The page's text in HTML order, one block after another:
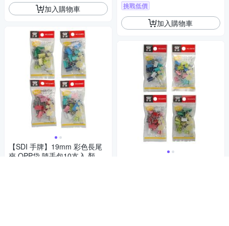
加入購物車
【SDI 手牌】19mm 彩色長尾
夾 OPP袋 隨手包10支入 顏色
挑戰低價
加入購物車